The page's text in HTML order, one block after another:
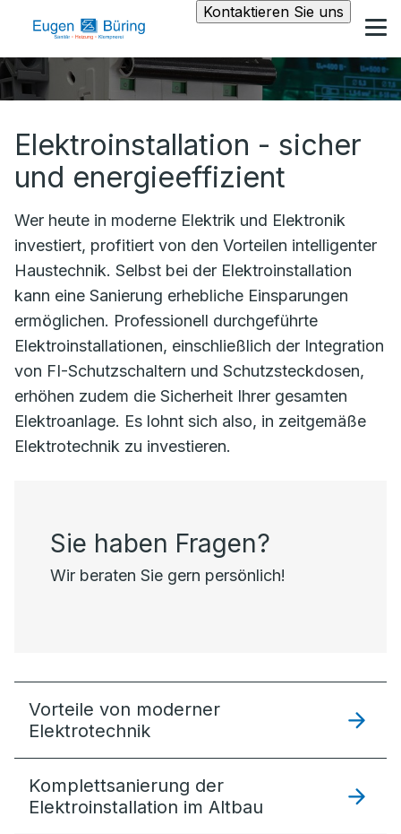
Kontaktieren Sie uns
Elektroinstallation - sicher
und energieeffizient
Wer heute in moderne Elektrik und Elektronik
investiert, profitiert von den Vorteilen intelligenter
Haustechnik. Selbst bei der Elektroinstallation
kann eine Sanierung erhebliche Einsparungen
ermöglichen. Professionell durchgeführte
Elektroinstallationen, einschließlich der Integration
von FI-Schutzschaltern und Schutzsteckdosen,
erhöhen zudem die Sicherheit Ihrer gesamten
Elektroanlage. Es lohnt sich also, in zeitgemäße
Elektrotechnik zu investieren.
Sie haben Fragen?
Wir beraten Sie gern persönlich!
Vorteile von moderner
Elektrotechnik
Komplettsanierung der
Elektroinstallation im Altbau